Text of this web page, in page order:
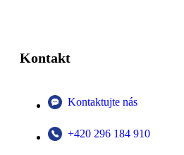
Kontakt
Kontaktujte nás
+420 296 184 910